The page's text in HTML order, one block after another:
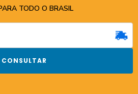
TODO O BRASIL
CONSULTAR